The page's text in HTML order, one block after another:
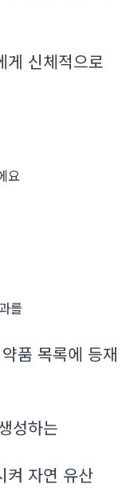
게 신체적으로
요
를
품 목록에 등재
성하는
켜 자연 유산